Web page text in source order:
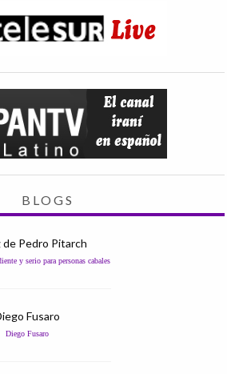
BLOGS
de Pedro Pitarch
y serio para personas cabales
Fusaro
Diego Fusaro